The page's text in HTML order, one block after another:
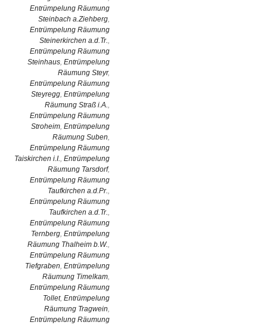
Entrümpelung Räumung
Steinbach a.Ziehberg,
Entrümpelung Räumung
Steinerkirchen a.d.Tr.,
Entrümpelung Räumung
Steinhaus, Entrümpelung
Räumung Steyr,
Entrümpelung Räumung
Steyregg, Entrümpelung
Räumung Straß i.A.,
Entrümpelung Räumung
Stroheim, Entrümpelung
Räumung Suben,
Entrümpelung Räumung
Taiskirchen i.I., Entrümpelung
Räumung Tarsdorf,
Entrümpelung Räumung
Taufkirchen a.d.Pr.,
Entrümpelung Räumung
Taufkirchen a.d.Tr.,
Entrümpelung Räumung
Ternberg, Entrümpelung
Räumung Thalheim b.W.,
Entrümpelung Räumung
Tiefgraben, Entrümpelung
Räumung Timelkam,
Entrümpelung Räumung
Tollet, Entrümpelung
Räumung Tragwein,
Entrümpelung Räumung